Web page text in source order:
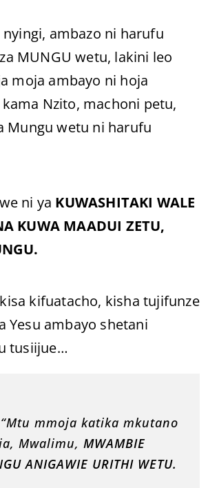
nyingi, ambazo ni harufu
MUNGU wetu, lakini leo
moja ambayo ni hoja
Nzito, machoni petu,
Mungu wetu ni harufu
ni ya KUWASHITAKI WALE
KUWA MAADUI ZETU,
kifuatacho, kisha tujifunze
Yesu ambayo shetani
tusiijue…
mmoja katika mkutano
Mwalimu, MWAMBIE
ANIGAWIE URITHI WETU.